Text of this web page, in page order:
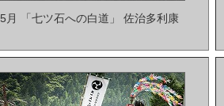
5月 「七ツ石への白道」 佐治多利康